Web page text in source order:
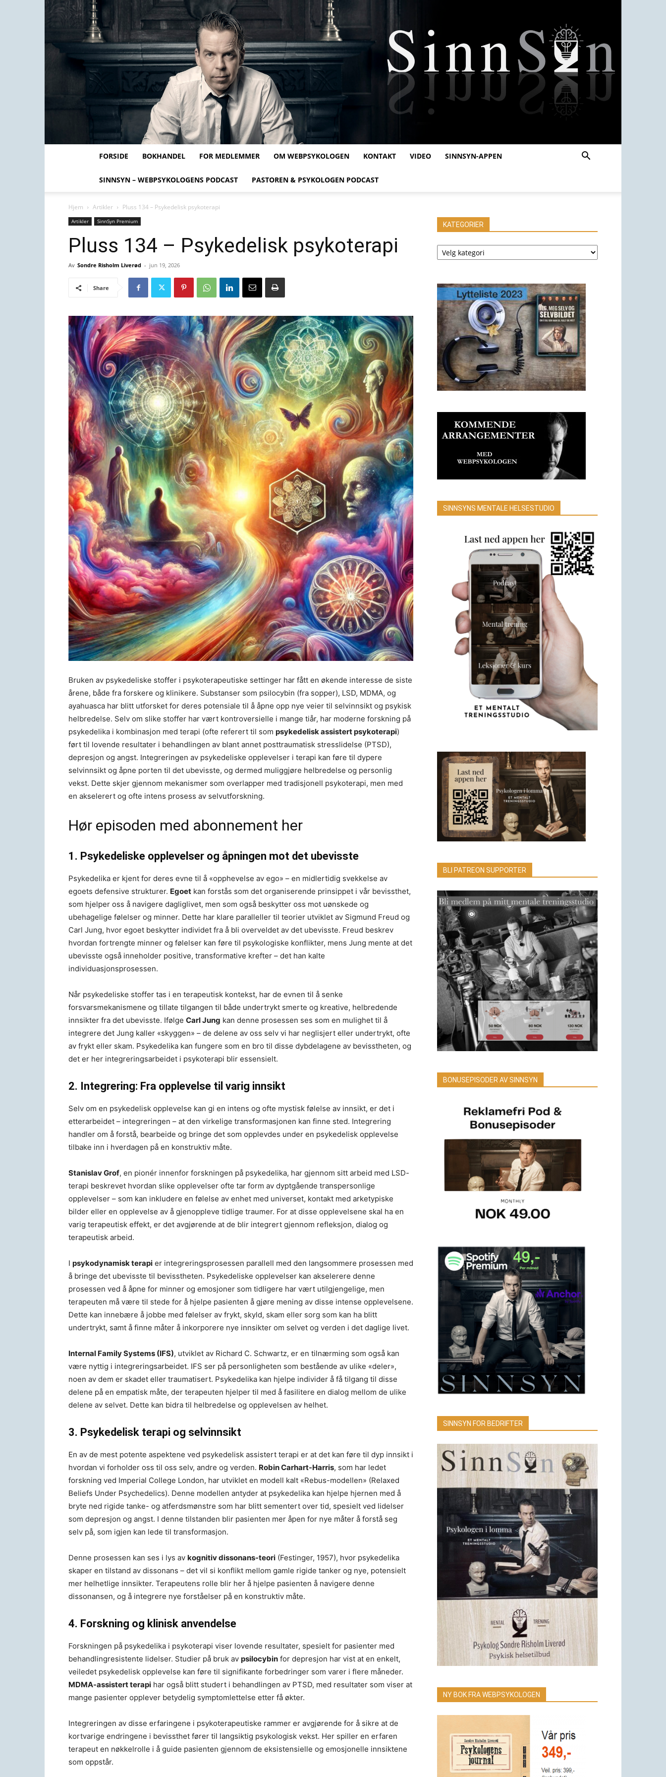
Webpsykologen
FORSIDE BOKHANDEL FOR MEDLEMMER OM WEBPSYKOLOGEN KONTAKT VIDEO SINNSYN-APPEN
SINNSYN – WEBPSYKOLOGENS PODCAST PASTOREN & PSYKOLOGEN PODCAST
Hjem Artikler Pluss 134 – Psykedelisk psykoterapi
Artikler SinnSyn Premium
Pluss 134 – Psykedelisk psykoterapi
Av Sondre Risholm Liverød - jun 19, 2026
Share
Bruken av psykedeliske stoffer i psykoterapeutiske settinger har fått en økende interesse de siste
årene, både fra forskere og klinikere. Substanser som psilocybin (fra sopper), LSD, MDMA, og
ayahuasca har blitt utforsket for deres potensiale til å åpne opp nye veier til selvinnsikt og psykisk
helbredelse. Selv om slike stoffer har vært kontroversielle i mange tiår, har moderne forskning på
psykedelika i kombinasjon med terapi (ofte referert til som psykedelisk assistert psykoterapi)
ført til lovende resultater i behandlingen av blant annet posttraumatisk stresslidelse (PTSD),
depresjon og angst. Integreringen av psykedeliske opplevelser i terapi kan føre til dypere
selvinnsikt og åpne porten til det ubevisste, og dermed muliggjøre helbredelse og personlig
vekst. Dette skjer gjennom mekanismer som overlapper med tradisjonell psykoterapi, men med
en akselerert og ofte intens prosess av selvutforskning.
Hør episoden med abonnement her
1. Psykedeliske opplevelser og åpningen mot det ubevisste
Psykedelika er kjent for deres evne til å «opphevelse av ego» – en midlertidig svekkelse av
egoets defensive strukturer. Egoet kan forstås som det organiserende prinsippet i vår bevissthet,
som hjelper oss å navigere dagliglivet, men som også beskytter oss mot uønskede og
ubehagelige følelser og minner. Dette har klare paralleller til teorier utviklet av Sigmund Freud og
Carl Jung, hvor egoet beskytter individet fra å bli overveldet av det ubevisste. Freud beskrev
hvordan fortrengte minner og følelser kan føre til psykologiske konflikter, mens Jung mente at det
ubevisste også inneholder positive, transformative krefter – det han kalte
individuasjonsprosessen.
Når psykedeliske stoffer tas i en terapeutisk kontekst, har de evnen til å senke
forsvarsmekanismene og tillate tilgangen til både undertrykt smerte og kreative, helbredende
innsikter fra det ubevisste. Ifølge Carl Jung kan denne prosessen ses som en mulighet til å
integrere det Jung kaller «skyggen» – de delene av oss selv vi har neglisjert eller undertrykt, ofte
av frykt eller skam. Psykedelika kan fungere som en bro til disse dybdelagene av bevisstheten, og
det er her integreringsarbeidet i psykoterapi blir essensielt.
2. Integrering: Fra opplevelse til varig innsikt
Selv om en psykedelisk opplevelse kan gi en intens og ofte mystisk følelse av innsikt, er det i
etterarbeidet – integreringen – at den virkelige transformasjonen kan finne sted. Integrering
handler om å forstå, bearbeide og bringe det som opplevdes under en psykedelisk opplevelse
tilbake inn i hverdagen på en konstruktiv måte.
Stanislav Grof, en pionér innenfor forskningen på psykedelika, har gjennom sitt arbeid med LSD-
terapi beskrevet hvordan slike opplevelser ofte tar form av dyptgående transpersonlige
opplevelser – som kan inkludere en følelse av enhet med universet, kontakt med arketypiske
bilder eller en opplevelse av å gjenoppleve tidlige traumer. For at disse opplevelsene skal ha en
varig terapeutisk effekt, er det avgjørende at de blir integrert gjennom refleksjon, dialog og
terapeutisk arbeid.
I psykodynamisk terapi er integreringsprosessen parallell med den langsommere prosessen med
å bringe det ubevisste til bevisstheten. Psykedeliske opplevelser kan akselerere denne
prosessen ved å åpne for minner og emosjoner som tidligere har vært utilgjengelige, men
terapeuten må være til stede for å hjelpe pasienten å gjøre mening av disse intense opplevelsene.
Dette kan innebære å jobbe med følelser av frykt, skyld, skam eller sorg som kan ha blitt
undertrykt, samt å finne måter å inkorporere nye innsikter om selvet og verden i det daglige livet.
Internal Family Systems (IFS), utviklet av Richard C. Schwartz, er en tilnærming som også kan
være nyttig i integreringsarbeidet. IFS ser på personligheten som bestående av ulike «deler»,
noen av dem er skadet eller traumatisert. Psykedelika kan hjelpe individer å få tilgang til disse
delene på en empatisk måte, der terapeuten hjelper til med å fasilitere en dialog mellom de ulike
delene av selvet. Dette kan bidra til helbredelse og opplevelsen av helhet.
3. Psykedelisk terapi og selvinnsikt
En av de mest potente aspektene ved psykedelisk assistert terapi er at det kan føre til dyp innsikt i
hvordan vi forholder oss til oss selv, andre og verden. Robin Carhart-Harris, som har ledet
forskning ved Imperial College London, har utviklet en modell kalt «Rebus-modellen» (Relaxed
Beliefs Under Psychedelics). Denne modellen antyder at psykedelika kan hjelpe hjernen med å
bryte ned rigide tanke- og atferdsmønstre som har blitt sementert over tid, spesielt ved lidelser
som depresjon og angst. I denne tilstanden blir pasienten mer åpen for nye måter å forstå seg
selv på, som igjen kan lede til transformasjon.
Denne prosessen kan ses i lys av kognitiv dissonans-teori (Festinger, 1957), hvor psykedelika
skaper en tilstand av dissonans – det vil si konflikt mellom gamle rigide tanker og nye, potensielt
mer helhetlige innsikter. Terapeutens rolle blir her å hjelpe pasienten å navigere denne
dissonansen, og å integrere nye forståelser på en konstruktiv måte.
4. Forskning og klinisk anvendelse
Forskningen på psykedelika i psykoterapi viser lovende resultater, spesielt for pasienter med
behandlingresistente lidelser. Studier på bruk av psilocybin for depresjon har vist at en enkelt,
veiledet psykedelisk opplevelse kan føre til signifikante forbedringer som varer i flere måneder.
MDMA-assistert terapi har også blitt studert i behandlingen av PTSD, med resultater som viser at
mange pasienter opplever betydelig symptomlettelse etter få økter.
Integreringen av disse erfaringene i psykoterapeutiske rammer er avgjørende for å sikre at de
kortvarige endringene i bevissthet fører til langsiktig psykologisk vekst. Her spiller en erfaren
terapeut en nøkkelrolle i å guide pasienten gjennom de eksistensielle og emosjonelle innsiktene
som oppstår.
KATEGORIER
KATEGORIER
SINNSYNS MENTALE HELSESTUDIO
BLI PATREON SUPPORTER
BONUSEPISODER AV SINNSYN
SINNSYN FOR BEDRIFTER
NY BOK FRA WEBPSYKOLOGEN